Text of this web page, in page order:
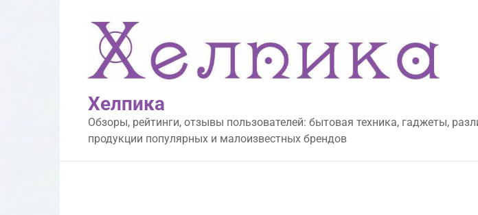
Хелпика
Обзоры, рейтинги, отзывы пользователей: бытовая техника, гаджеты,
продукции популярных и малоизвестных брендов